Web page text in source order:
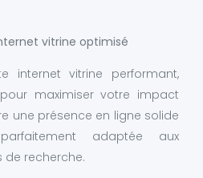
vitrine optimisé
internet vitrine performant,
maximiser votre impact
une présence en ligne solide
adaptée aux
de recherche.